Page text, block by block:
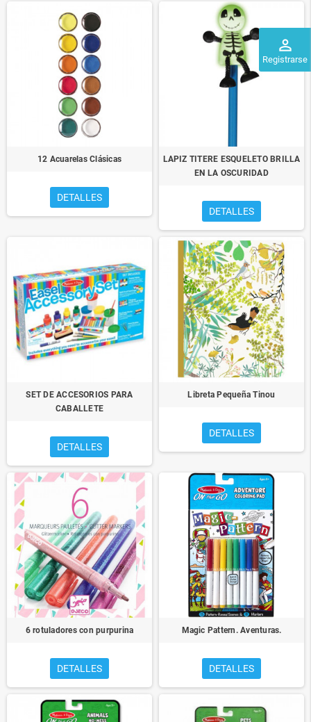
perm_identity
Registrarse
12 Acuarelas Clásicas
DETALLES
LAPIZ TITERE ESQUELETO BRILLA
EN LA OSCURIDAD
DETALLES
SET DE ACCESORIOS PARA
CABALLETE
DETALLES
Libreta Pequeña Tinou
DETALLES
6 rotuladores con purpurina
DETALLES
Magic Pattern. Aventuras.
DETALLES